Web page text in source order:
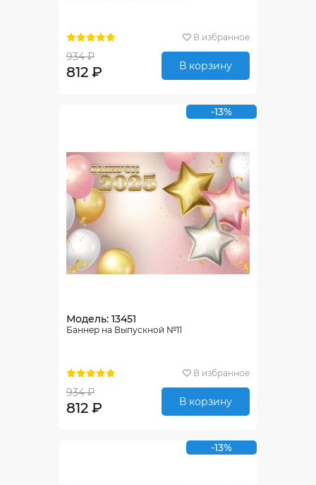
В избранное
934 ₽
812 ₽ В корзину
-13%
Модель: 13451
Баннер на Выпускной №11
В избранное
934 ₽
812 ₽ В корзину
-13%